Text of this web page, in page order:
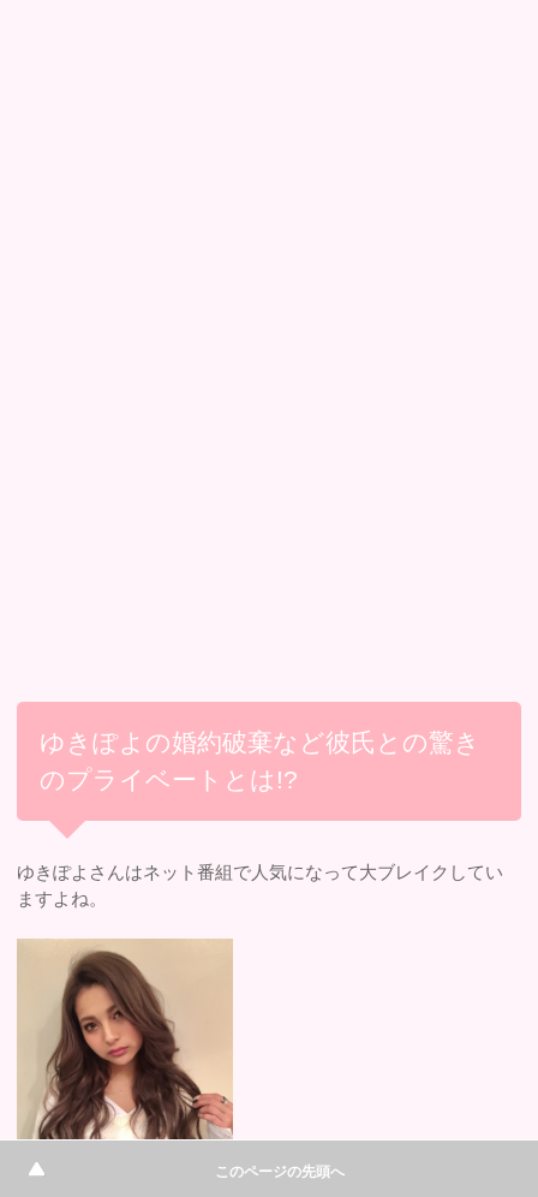
ゆきぽよの婚約破棄など彼氏との驚き
のプライベートとは!?
ゆきぽよさんはネット番組で人気になって大ブレイクしてい
ますよね。
このページの先頭へ